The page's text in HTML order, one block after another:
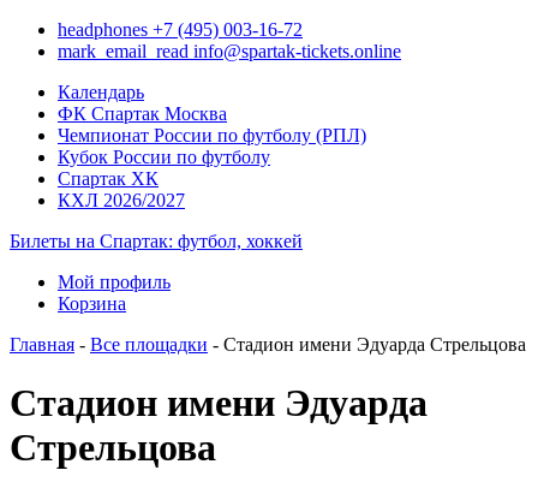
headphones +7 (495) 003-16-72
mark_email_read info@spartak-tickets.online
Календарь
ФК Спартак Москва
Чемпионат России по футболу (РПЛ)
Кубок России по футболу
Спартак ХК
КХЛ 2026/2027
Билеты на Спартак: футбол, хоккей
Мой профиль
Корзина
Главная - Все площадки - Стадион имени Эдуарда Стрельцова
Стадион имени Эдуарда
Стрельцова